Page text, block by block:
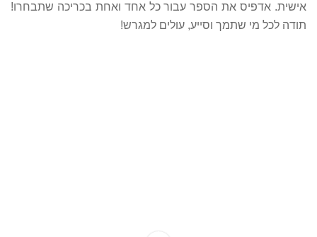
אישית. אדפיס את הספר עבור כל אחד ואחת בכריכה שתבחרו!
תודה לכל מי שתמך וסייע, עולים למגרש!